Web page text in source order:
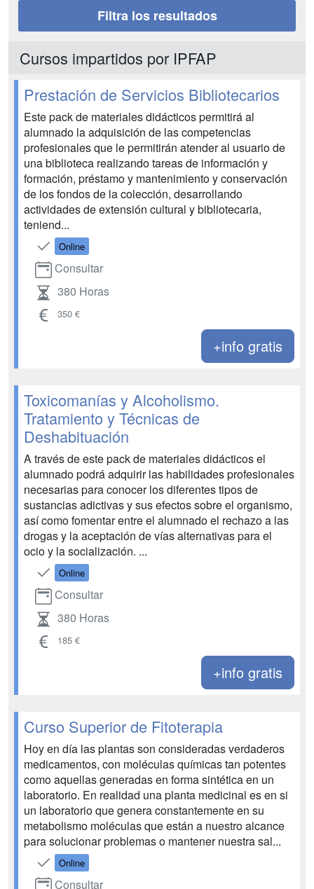
Filtra los resultados
Cursos impartidos por IPFAP
Prestación de Servicios Bibliotecarios
Este pack de materiales didácticos permitirá al
alumnado la adquisición de las competencias
profesionales que le permitirán atender al usuario de
una biblioteca realizando tareas de información y
formación, préstamo y mantenimiento y conservación
de los fondos de la colección, desarrollando
actividades de extensión cultural y bibliotecaria,
teniend...
Online
Consultar
380 Horas
350 €
+info gratis
Toxicomanías y Alcoholismo.
Tratamiento y Técnicas de
Deshabituación
A través de este pack de materiales didácticos el
alumnado podrá adquirir las habilidades profesionales
necesarias para conocer los diferentes tipos de
sustancias adictivas y sus efectos sobre el organismo,
así como fomentar entre el alumnado el rechazo a las
drogas y la aceptación de vías alternativas para el
ocio y la socialización. ...
Online
Consultar
380 Horas
185 €
+info gratis
Curso Superior de Fitoterapia
Hoy en día las plantas son consideradas verdaderos
medicamentos, con moléculas químicas tan potentes
como aquellas generadas en forma sintética en un
laboratorio. En realidad una planta medicinal es en si
un laboratorio que genera constantemente en su
metabolismo moléculas que están a nuestro alcance
para solucionar problemas o mantener nuestra sal...
Online
Consultar